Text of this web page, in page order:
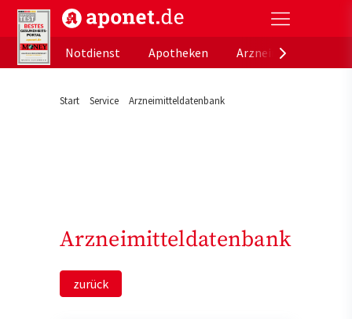
aponet.de - Das offizielle Gesundheitsportal der
Notdienst
Apotheken
Start Service Arzneimitteldatenbank
Arzneimitteldatenbank
zurück